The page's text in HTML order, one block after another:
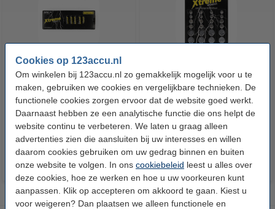
Cookies op 123accu.nl
Om winkelen bij 123accu.nl zo gemakkelijk mogelijk voor u te
maken, gebruiken we cookies en vergelijkbare technieken. De
functionele cookies zorgen ervoor dat de website goed werkt.
Daarnaast hebben ze een analytische functie die ons helpt de
website continu te verbeteren. We laten u graag alleen
advertenties zien die aansluiten bij uw interesses en willen
daarom cookies gebruiken om uw gedrag binnen en buiten
onze website te volgen. In ons cookiebeleid leest u alles over
deze cookies, hoe ze werken en hoe u uw voorkeuren kunt
aanpassen. Klik op accepteren om akkoord te gaan. Kiest u
voor weigeren? Dan plaatsen we alleen functionele en
123accu Xtreme Power AAA /
MN2400 / LR03 alkaline batterij
24 stuks
€ 14,50 € 13,05
Inclusief 21%
BTW
123accu Xtreme Power
knoopcellen multipack
€ 5,95 Inclusief 21% BTW